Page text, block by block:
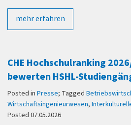
mehr erfahren
CHE Hochschulranking
bewerten HSHL-
Posted in Presse; Tagged
Wirtschaftsingenieurwesen,
Posted 07.05.2026